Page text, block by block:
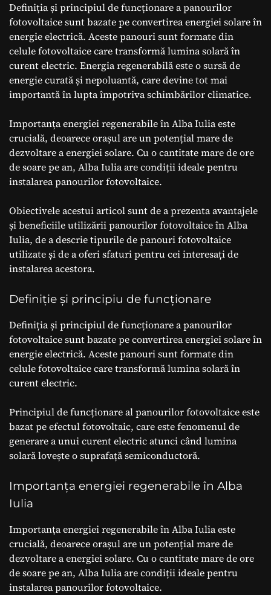
Definiția și principiul de funcționare a panourilor
fotovoltaice sunt bazate pe convertirea energiei solare în
energie electrică. Aceste panouri sunt formate din
celule fotovoltaice care transformă lumina solară în
curent electric. Energia regenerabilă este o sursă de
energie curată și nepoluantă, care devine tot mai
importantă în lupta împotriva schimbărilor climatice.
Importanța energiei regenerabile în Alba Iulia este
crucială, deoarece orașul are un potențial mare de
dezvoltare a energiei solare. Cu o cantitate mare de ore
de soare pe an, Alba Iulia are condiții ideale pentru
instalarea panourilor fotovoltaice.
Obiectivele acestui articol sunt de a prezenta avantajele
și beneficiile utilizării panourilor fotovoltaice în Alba
Iulia, de a descrie tipurile de panouri fotovoltaice
utilizate și de a oferi sfaturi pentru cei interesați de
instalarea acestora.
Definiție și principiu de funcționare
Definiția și principiul de funcționare a panourilor
fotovoltaice sunt bazate pe convertirea energiei solare în
energie electrică. Aceste panouri sunt formate din
celule fotovoltaice care transformă lumina solară în
curent electric.
Principiul de funcționare al panourilor fotovoltaice este
bazat pe efectul fotovoltaic, care este fenomenul de
generare a unui curent electric atunci când lumina
solară lovește o suprafață semiconductoră.
Importanța energiei regenerabile în Alba
Iulia
Importanța energiei regenerabile în Alba Iulia este
crucială, deoarece orașul are un potențial mare de
dezvoltare a energiei solare. Cu o cantitate mare de ore
de soare pe an, Alba Iulia are condiții ideale pentru
instalarea panourilor fotovoltaice.